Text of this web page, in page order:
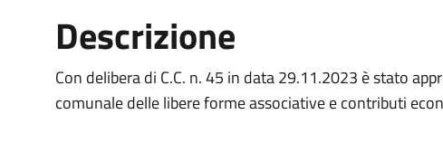
Descrizione
Con delibera di C.C. n. 45 in data 29.11.2023 è stato
comunale delle libere forme associative e contributi